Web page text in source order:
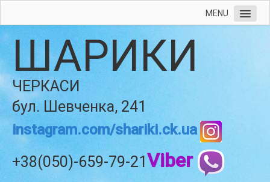
MENU
ШАРИКИ
ЧЕРКАСИ
бул. Шевченка, 241
instagram.com/shariki.ck.ua
+38(050)-659-79-21Viber